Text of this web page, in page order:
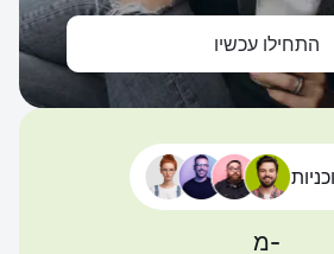
התחילו עכשיו
מ-